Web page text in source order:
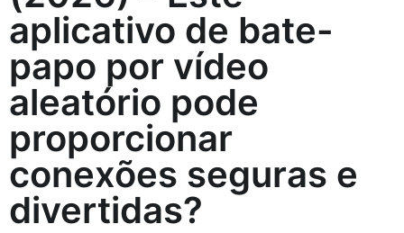
aplicativo de bate-
papo por vídeo
aleatório pode
proporcionar
conexões seguras e
divertidas?